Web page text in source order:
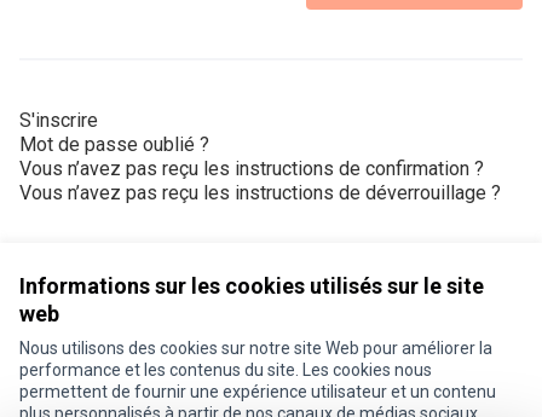
Informations sur les cookies utilisés sur le site
web
Nous utilisons des cookies sur notre site Web pour améliorer la
performance et les contenus du site. Les cookies nous
permettent de fournir une expérience utilisateur et un contenu
S'inscrire
Mot de passe oublié ?
Vous n’avez pas reçu les instructions de confirmation ?
Vous n’avez pas reçu les instructions de déverrouillage ?
Conditions d'utilisation
Paramètres des cookies
Je participe ! sur X
Je participe ! sur Facebook
Je participe ! sur Instagram